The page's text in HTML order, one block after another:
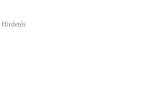
Hirdetés